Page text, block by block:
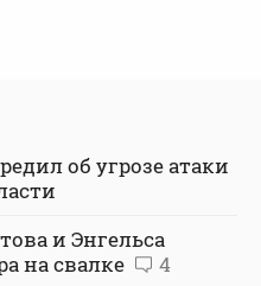
об угрозе атаки
и Энгельса
на свалке
4